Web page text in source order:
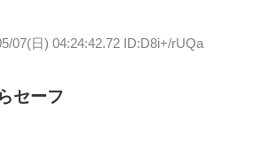
07(日) 04:24:42.72 ID:D8i+/rUQa
セーフ